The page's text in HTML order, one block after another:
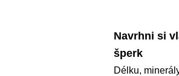
Navrhni si
šperk
Délku,